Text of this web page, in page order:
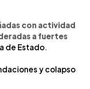
con actividad
a fuertes
de Estado
y colapso